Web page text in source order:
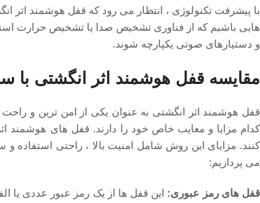
با پیشرفت تکنولوژی ، انتظار می ‌رود که قفل ‌هوشمند اثر
‌هایی باشیم که از فناوری تشخیص صدا یا تشخیص حرارت
و دستیارهای صوتی یکپارچه شوند.
مقایسه قفل هوشمند اثر انگشتی با
قفل هوشمند اثر انگشتی به عنوان یکی از امن ‌ترین و
کدام مزایا و معایب خاص خود را دارند. قفل ‌های هوشمند
‌کنند. مزایای این روش شامل امنیت بالا ، راحتی استفاده
می پردازیم:
قفل ‌های رمز عبوری: این قفل ‌ها از یک رمز عبور عددی یا